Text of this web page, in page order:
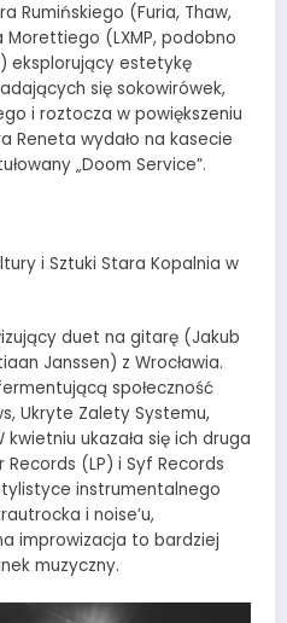
Rumińskiego (Furia, Thaw,
Morettiego (LXMP, podobno
eksplorujący estetykę
się sokowirówek,
i roztocza w powiększeniu
Reneta wydało na kasecie
„Doom Service”.
i Sztuki Stara Kopalnia w
duet na gitarę (Jakub
Janssen) z Wrocławia.
społeczność
Ukryte Zalety Systemu,
ukazała się ich druga
Records (LP) i Syf Records
instrumentalnego
i noise’u,
improwizacja to bardziej
muzyczny.